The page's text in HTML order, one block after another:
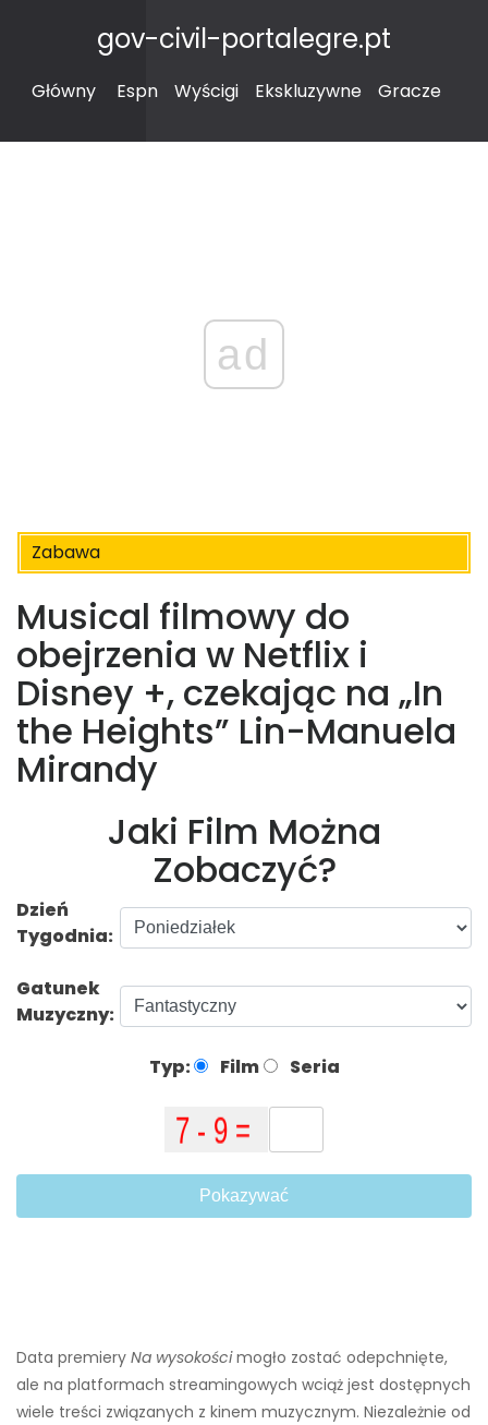
gov-civil-portalegre.pt
Główny Espn Wyścigi Ekskluzywne Gracze
ad
Zabawa
Musical filmowy do
obejrzenia w Netflix i
Disney +, czekając na „In
the Heights” Lin-Manuela
Mirandy
Jaki Film Można
Zobaczyć?
Dzień
Tygodnia:
Gatunek
Muzyczny:
Typ: Film Seria
Pokazywać
Data premiery Na wysokościmogło zostać odepchnięte,
ale na platformach streamingowych wciąż jest dostępnych
wiele treści związanych z kinem muzycznym. Niezależnie od